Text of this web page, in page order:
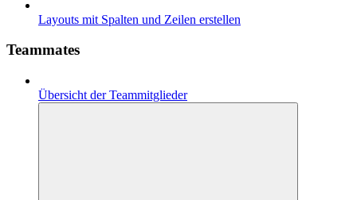
Layouts mit Spalten und Zeilen erstellen
Teammates
Übersicht der Teammitglieder